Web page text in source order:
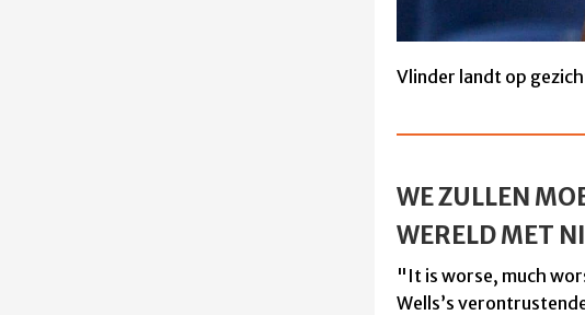
Vlinder landt op
WE ZULLEN
WERELD MET
"It is worse, much
Wells’s